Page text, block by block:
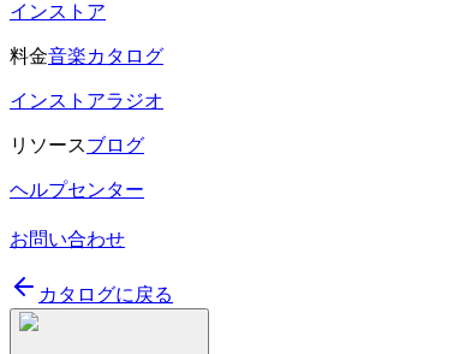
インストア
料金音楽カタログ
インストアラジオ
リソースブログ
ヘルプセンター
お問い合わせ
カタログに戻る